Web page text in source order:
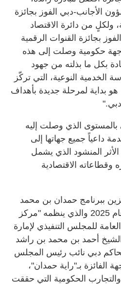
الأجانب-دبي الفوز بجائزة
ولكلٍ من دائرة الاقتصاد
بجائزة القنوات الرقمية
حكومية وصلت إلى هذه
بكل ما بذلته من جهود
الخدمية النوعية، التي تركّز
هو بداية لمرحلة جديدة بأهداف
دبي."
الذي وصلت إليه
داعياً جميع جهاتها إلى
الأثر المنشود الذي يشمل
وقطاعاته الاقتصادية
ببرنامج حمدان بن محمد
للخدمات الحكومية عن عام 2025 والذي ينظمه "مركز
للمجلس التنفيذي لإمارة
أحمد بن محمد بن راشد
لحاكم دبي نائب رئيس المجلس
الفائزة بـ"راية حمدان"،
الحكومية التي حققت